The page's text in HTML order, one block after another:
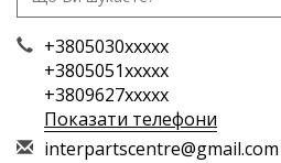
+3805030xxxxx
+3805051xxxxx
+3809627xxxxx
Показати телефони
interpartscentre@gmail.com